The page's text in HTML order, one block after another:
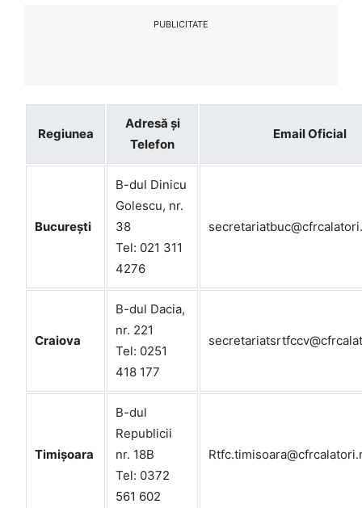
PUBLICITATE
Regiunea
Adresă și
Telefon
Email Oficial
București
B-dul Dinicu
Golescu, nr.
38
Tel: 021 311
4276
Craiova
B-dul Dacia,
nr. 221
Tel: 0251
418 177
Timișoara
B-dul
Republicii
nr. 18B
Tel: 0372
561 602